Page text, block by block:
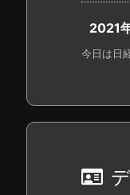
2021
今日は日